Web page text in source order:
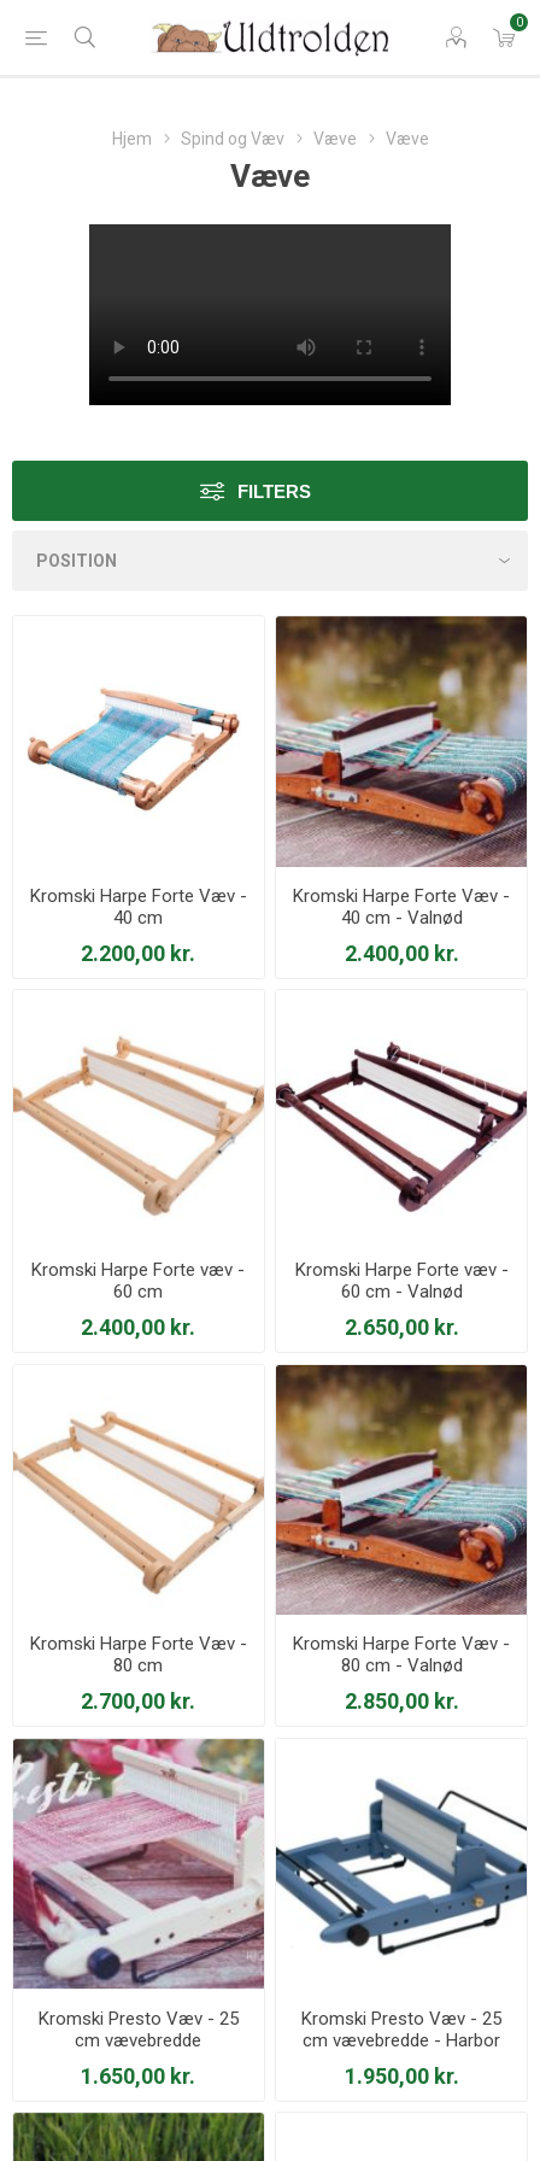
0
Hjem Spind og Væv Væve Væve
Væve
FILTERS
Kromski Harpe Forte Væv -
40 cm
2.200,00 kr.
Kromski Harpe Forte Væv -
40 cm - Valnød
2.400,00 kr.
Kromski Harpe Forte væv -
60 cm
2.400,00 kr.
Kromski Harpe Forte væv -
60 cm - Valnød
2.650,00 kr.
Kromski Harpe Forte Væv -
80 cm
2.700,00 kr.
Kromski Harpe Forte Væv -
80 cm - Valnød
2.850,00 kr.
Kromski Presto Væv - 25
cm vævebredde
1.650,00 kr.
Kromski Presto Væv - 25
cm vævebredde - Harbor
1.950,00 kr.